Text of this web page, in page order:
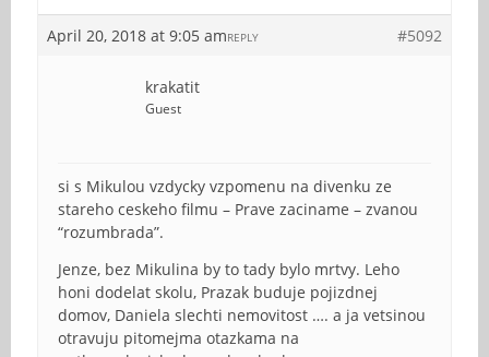
April 20, 2018 at 9:05 am #5092
REPLY
krakatit
Guest
si s Mikulou vzdycky vzpomenu na divenku ze
stareho ceskeho filmu – Prave zaciname – zvanou
“rozumbrada”.
Jenze, bez Mikulina by to tady bylo mrtvy. Leho
honi dodelat skolu, Prazak buduje pojizdnej
domov, Daniela slechti nemovitost …. a ja vetsinou
otravuju pitomejma otazkama na